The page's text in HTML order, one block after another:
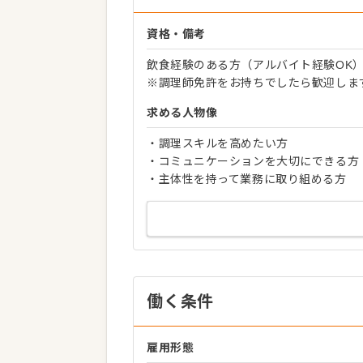
資格・備考
飲食経験のある方（アルバイト経験OK）
※調理師免許をお持ちでしたら歓迎しま
求める人物像
・調理スキルを高めたい方
・コミュニケーションを大切にできる方
・主体性を持って業務に取り組める方
働く条件
雇用形態